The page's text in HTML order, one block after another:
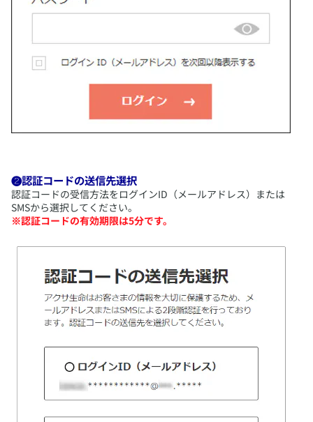
❷認証コードの送信先選択
​認証コードの受信方法をログインID（メールアドレス）または
SMSから選択してください。
※認証コードの有効期限は5分です。